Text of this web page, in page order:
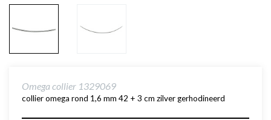
Omega collier 1329069
collier omega rond 1,6 mm 42 + 3 cm zilver gerhodineerd